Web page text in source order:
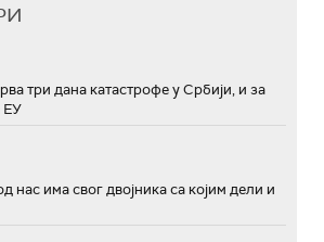
три дана катастрофе у Србији, и за
ЕУ
нас има свог двојника са којим дели и